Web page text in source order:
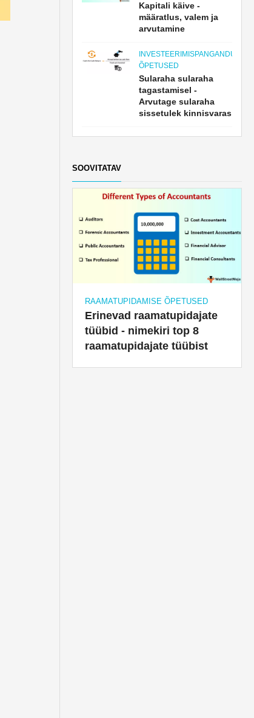
Kapitali käive -
määratlus, valem ja
arvutamine
INVESTEERIMISPANGANDUSE
ÕPETUSED
Sularaha sularaha
tagastamisel -
Arvutage sularaha
sissetulek kinnisvaras
SOOVITATAV
RAAMATUPIDAMISE ÕPETUSED
Erinevad raamatupidajate
tüübid - nimekiri top 8
raamatupidajate tüübist